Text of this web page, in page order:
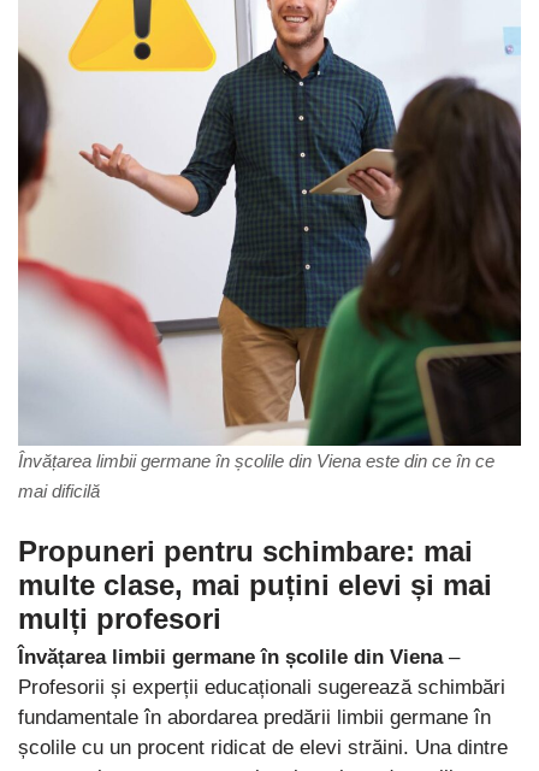
Învățarea limbii germane în școlile din Viena este din ce în ce
mai dificilă
Propuneri pentru schimbare: mai
multe clase, mai puțini elevi și mai
mulți profesori
Învățarea limbii germane în școlile din Viena–
Profesorii și experții educaționali sugerează schimbări
fundamentale în abordarea predării limbii germane în
școlile cu un procent ridicat de elevi străini. Una dintre